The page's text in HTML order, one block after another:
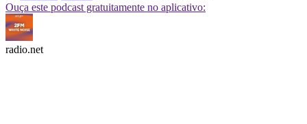
Ouça este podcast gratuitamente no aplicativo:
radio.net